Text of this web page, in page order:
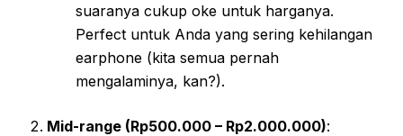
suaranya cukup oke untuk harganya.
Perfect untuk Anda yang sering kehilangan
earphone (kita semua pernah
mengalaminya, kan?).
Mid-range (Rp500.000 – Rp2.000.000):